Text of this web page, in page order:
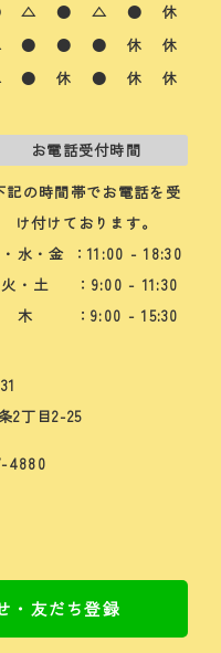
△ ● △ ●
休
● ● ● 休
休
● 休 ● 休 休
お電話受付時間
記の時間帯でお電話を受
け付けております。
水・金
：11:00 - 18:30
火・土
：9:00 - 11:30
木
：9:00 - 15:30
2丁目2-25
4880
・友だち登録